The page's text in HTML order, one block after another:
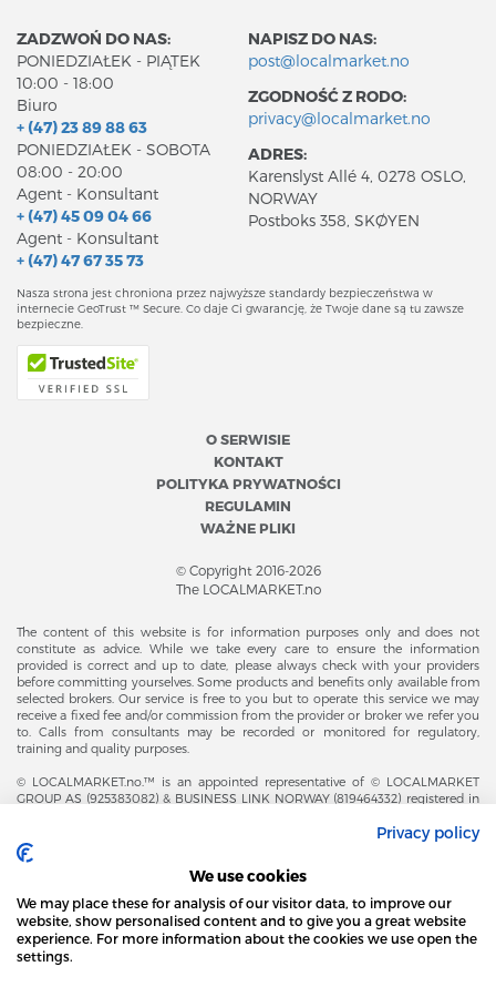
ZADZWOŃ DO NAS:
PONIEDZIAŁEK - PIĄTEK
10:00 - 18:00
Biuro
+ (47) 23 89 88 63
PONIEDZIAŁEK - SOBOTA
08:00 - 20:00
Agent - Konsultant
+ (47) 45 09 04 66
Agent - Konsultant
+ (47) 47 67 35 73
NAPISZ DO NAS:
post@localmarket.no
ZGODNOŚĆ Z RODO:
privacy@localmarket.no
ADRES:
Karenslyst Allé 4, 0278 OSLO,
NORWAY
Postboks 358, SKØYEN
Nasza strona jest chroniona przez najwyższe standardy bezpieczeństwa w
internecie GeoTrust ™ Secure. Co daje Ci gwarancję, że Twoje dane są tu zawsze
bezpieczne.
O SERWISIE
KONTAKT
POLITYKA PRYWATNOŚCI
REGULAMIN
WAŻNE PLIKI
© Copyright 2016-2026
The LOCALMARKET.no
The content of this website is for information purposes only and does not
constitute as advice. While we take every care to ensure the information
provided is correct and up to date, please always check with your providers
before committing yourselves. Some products and benefits only available from
selected brokers. Our service is free to you but to operate this service we may
receive a fixed fee and/or commission from the provider or broker we refer you
to. Calls from consultants may be recorded or monitored for regulatory,
training and quality purposes.
© LOCALMARKET.no.™ is an appointed representative of © LOCALMARKET
GROUP AS (925383082) & BUSINESS LINK NORWAY (819464332) registered in
Brønnøysundregistrene. Financial & Insurance Services and Markets Authority,
and subject to limited regulation by the Financial Conduct Authority. Head
Office Adresse: Karenslyst Alle 4, 0278 Oslo – Skøyen. Post Adresse: Postboks
358, 0213 Oslo, Norway. Email Contact: post@localmarket.no. Office Contact: +
47 23 89 88 63 © Copyright 2016-2026 The LOCALMARKET GROUP ™.
DODATKOWO OD ZESPOŁU LOCALMARKET |
STRONA LOCAL MARKET WYKORZYSTUJE PLIKI
Privacy policy
We use cookies
We may place these for analysis of our visitor data, to improve our
website, show personalised content and to give you a great website
experience. For more information about the cookies we use open the
settings.